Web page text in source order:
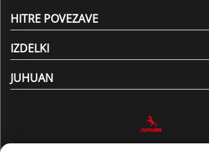
HITRE POVEZAVE
IZDELKI
JUHUAN